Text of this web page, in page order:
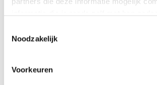
Noodzakelijk
Voorkeuren